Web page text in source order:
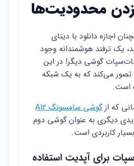
زدن محدودیت‌ها
اجازه دانلود با دیتای
یک ترفند هوشمندانه وجود
هات‌سپات گوشی دیگر! در این
تصور می‌کند که به یک شبکه
که ازگوشی سامسونگ A12
دیگری به عنوان گوشی دوم
کاربردی است.
برای آپدیت استفاده